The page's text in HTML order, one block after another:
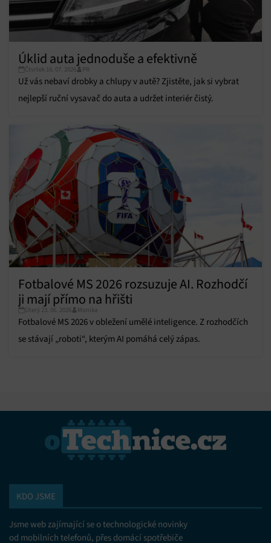
Funkce Vždy aktivní
Přiřazování a kombinování údajů z jiných zdrojů
údajů, Propojení různých zařízení, Identifikace
zařízení na základě automaticky přenášených
informací.
Zajištění bezpečnosti, předcházení a zjišťování
podvodů a odstraňování chyb, Poskytování a
zobrazování reklamy a obsahu, Ukládání a sdělování
Úklid auta jednoduše a efektivně
Čtvrtek 16. 07. 2026 PR
Už vás nebaví drobky a chlupy v autě? Zjistěte, jak si vybrat
nejlepší ruční vysavač do auta a udržet interiér čistý.
Fotbalové MS 2026 rozsuzuje AI. Rozhodčí
ji mají přímo na hřišti
Úterý 23. 06. 2026 Monika
Fotbalové MS 2026 v obležení umělé inteligence. Z rozhodčích
se stávají „roboti“, kterým AI pomáhá celý zápas.
KDO JSME
Jsme web zajímající se o technologické novinky
od mobilních telefonů, přes domácí spotřebiče